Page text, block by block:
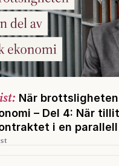
När
– Del 4: När
i en parallell